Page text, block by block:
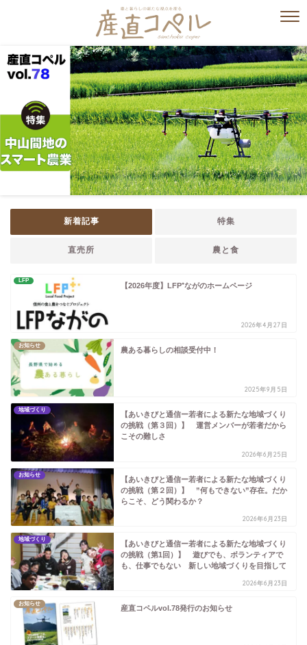
新着記事 特集
直売所 農と食
LFP
【2026年度】LFP⁺ながのホームページ
2026年4月27日
お知らせ
農ある暮らしの相談受付中！
2025年9月5日
地域づくり
【あいきびと通信ー若者による新たな地域づくり
の挑戦（第３回）】 運営メンバーが若者だから
こその難しさ
2026年6月25日
お知らせ
【あいきびと通信ー若者による新たな地域づくり
の挑戦（第２回）】 ”何もできない”存在。だか
らこそ、どう関わるか？
2026年6月23日
地域づくり
【あいきびと通信ー若者による新たな地域づくり
の挑戦（第1回）】 遊びでも、ボランティアで
も、仕事でもない 新しい地域づくりを目指して
2026年6月23日
お知らせ
産直コペルvol.78発行のお知らせ